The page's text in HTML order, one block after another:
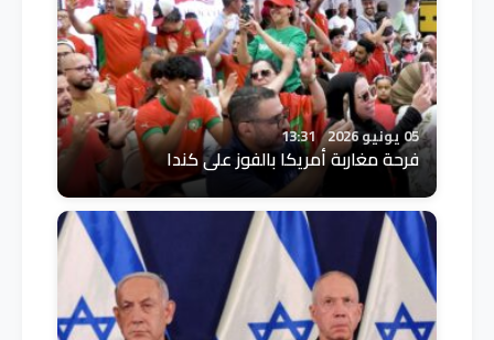
05 يونيو 2026 13:31
فرحة مغاربة أمريكا بالفوز على كندا